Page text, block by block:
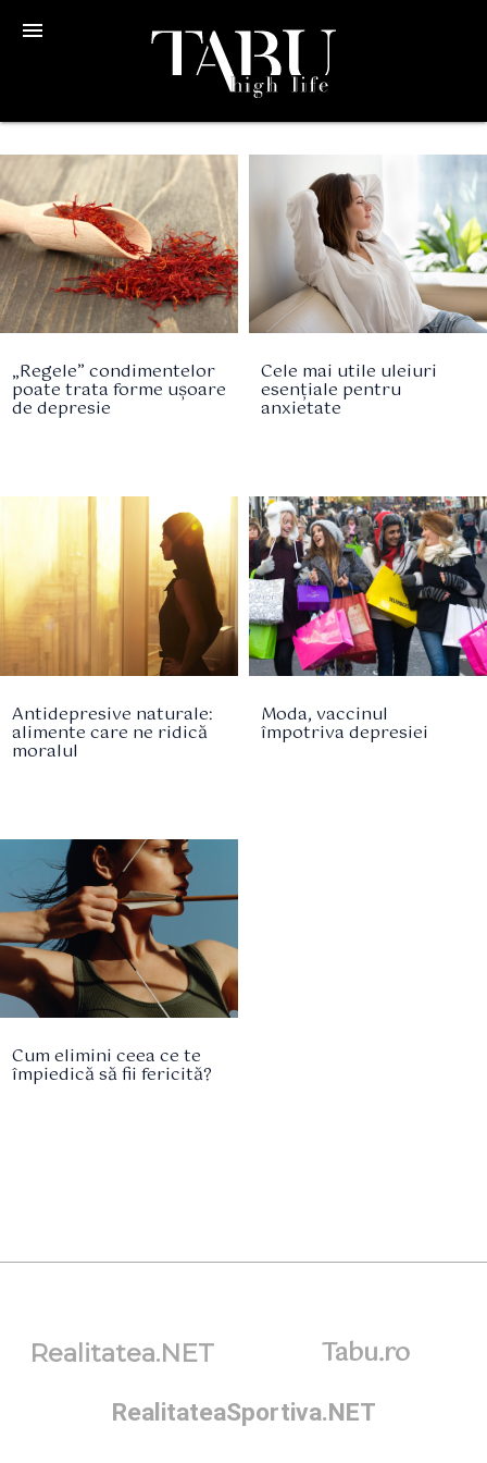
menu
„Regele” condimentelor
poate trata forme ușoare
de depresie
Cele mai utile uleiuri
esențiale pentru
anxietate
Antidepresive naturale:
alimente care ne ridică
moralul
Moda, vaccinul
împotriva depresiei
Cum elimini ceea ce te
împiedică să fii fericită?
Realitatea.NET Tabu.ro
RealitateaSportiva.NET